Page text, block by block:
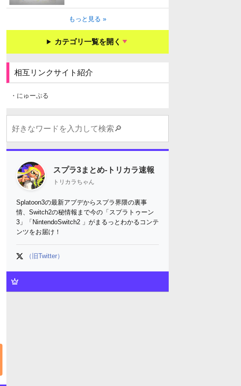
もっと見る »
カテゴリ一覧を開く
相互リンクサイト紹介
・にゅーぷる
スプラ3まとめ-トリカラ速報
トリカラちゃん
Splatoon3の最新アプデからスプラ界隈の裏事
情、Switch2の秘情報まで今の「スプラトゥーン
3」「NintendoSwitch2 」がまるっとわかるコンテ
ンツをお届け！
（旧Twitter）